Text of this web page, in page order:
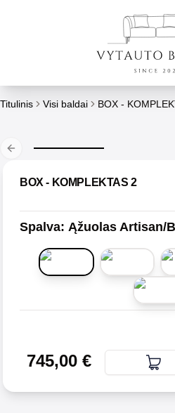
Titulinis Visi baldai BOX -
Previous slide
BOX - KOMPLEKTAS 2
Spalva: Ąžuolas Artisan/
745,00€